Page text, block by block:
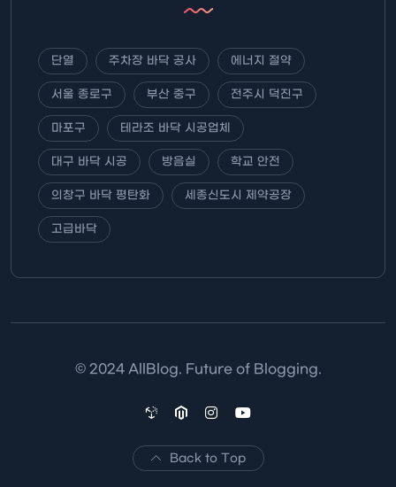
단열 주차장 바닥 공사 에너지 절약
서울 종로구 부산 중구 전주시 덕진구
마포구 테라조 바닥 시공업체
대구 바닥 시공 방음실 학교 안전
의창구 바닥 평탄화 세종신도시 제약공장
고급바닥
© 2024 AllBlog. Future of Blogging.
Back to Top